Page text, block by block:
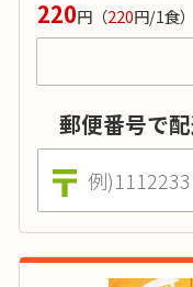
メニューによっては
220円 （220円/1食
ドリンク1本と
パンのセット。
カロリー : -
郵便番号で